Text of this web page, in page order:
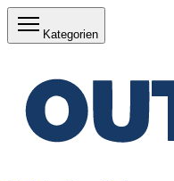
Kategorien